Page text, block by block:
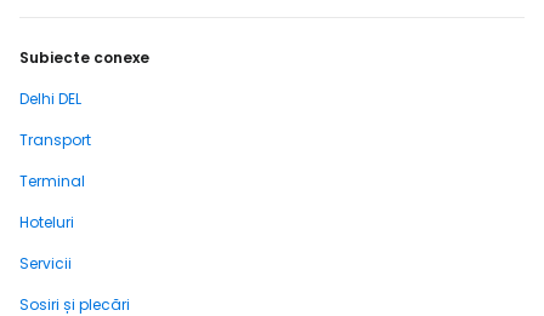
Subiecte conexe
Delhi DEL
Transport
Terminal
Hoteluri
Servicii
Sosiri și plecări